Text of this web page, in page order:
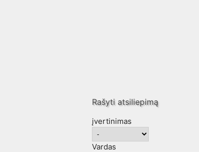
Rašyti atsiliepimą
įvertinimas
Vardas